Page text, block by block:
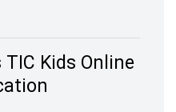
Kids Online